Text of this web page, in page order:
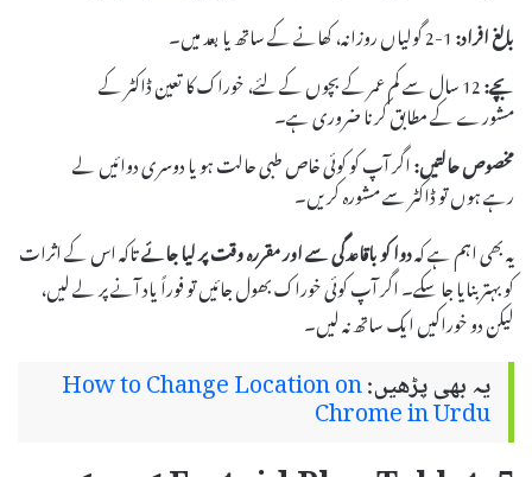
بالغ افراد:
بچے: 12 سال سے کم عمر کے بچوں کے لئے، خوراک کا تعین ڈاکٹر کے
مشورے کے مطابق کرنا ضروری ہے۔
مخصوص حالتیں:اگر آپ کو کوئی خاص طبی حالت ہو یا دوسری دوائیں لے
رہے ہوں تو ڈاکٹر سے مشورہ کریں۔
یہ بھی اہم ہے کہدوا کو باقاعدگی سے اور مقررہ وقت پر لیا جائےتاکہ اس کے اثرات
کو بہتر بنایا جا سکے۔ اگر آپ کوئی خوراک بھول جائیں تو فوراً یاد آنے پر لے لیں،
لیکن دو خوراکیں ایک ساتھ نہ لیں۔
یہ بھی پڑھیں:How to Change Location on
Chrome in Urdu